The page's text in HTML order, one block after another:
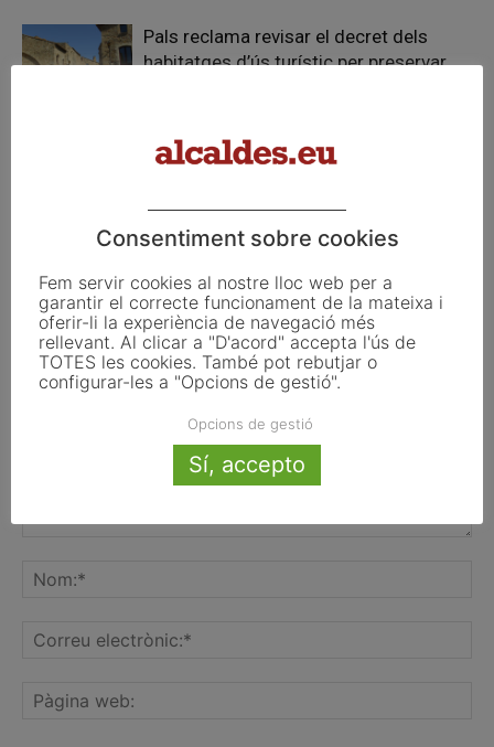
Pals reclama revisar el decret dels
habitatges d’ús turístic per preservar
La UE activa les primeres obligacions
de transparència de la Llei d’IA que
FER UN COMENTARI
Consentiment sobre cookies
Fem servir cookies al nostre lloc web per a
garantir el correcte funcionament de la mateixa i
oferir-li la experiència de navegació més
rellevant. Al clicar a "D'acord" accepta l'ús de
TOTES les cookies. També pot rebutjar o
configurar-les a "Opcions de gestió".
Opcions de gestió
Sí, accepto